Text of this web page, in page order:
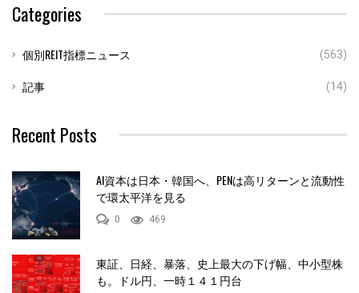
Categories
個別REIT指標ニュース (563)
記事 (14)
Recent Posts
AI資本は日本・韓国へ、PENは高リターンと流動性
で環太平洋を見る
0 469
東証、日経、暴落、史上最大の下げ幅、中小型株
も。ドル円、一時１４１円台